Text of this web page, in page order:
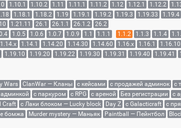
1.10.1 1.10.2 1.11 1.11.1 1.11.2 1.12 1.12.1 1.12.2
1.18.1 1.18.2 1.19 1.19.1 1.19.2 1.19.3 1.19.33 1.19.4
1.21.11 26.1 26.1.1 26.1.2 26.2
1.0.5 1.0.6 1.0.7 1.0.9 1.1 1.1.1 1.1.2 1.1.3 1.1.4
1.14.x 1.14.1 1.14.20 1.14.30 1.14.60 1.16.x 1.16.1 1.16.10
1.19.10 1.19.20 1.19.22 1.19.30 1.19.31 1.19.40 1.19.41
Wars ClanWar — Кланы с кейсами с продажей админок с
с паркуром с RPG с ареной Без регистрации с
Craft с Лаки блоком — Lucky block Day Z с Galacticraft с
бомжа Murder mystery — Маньяк Paintball — Пейнтбол